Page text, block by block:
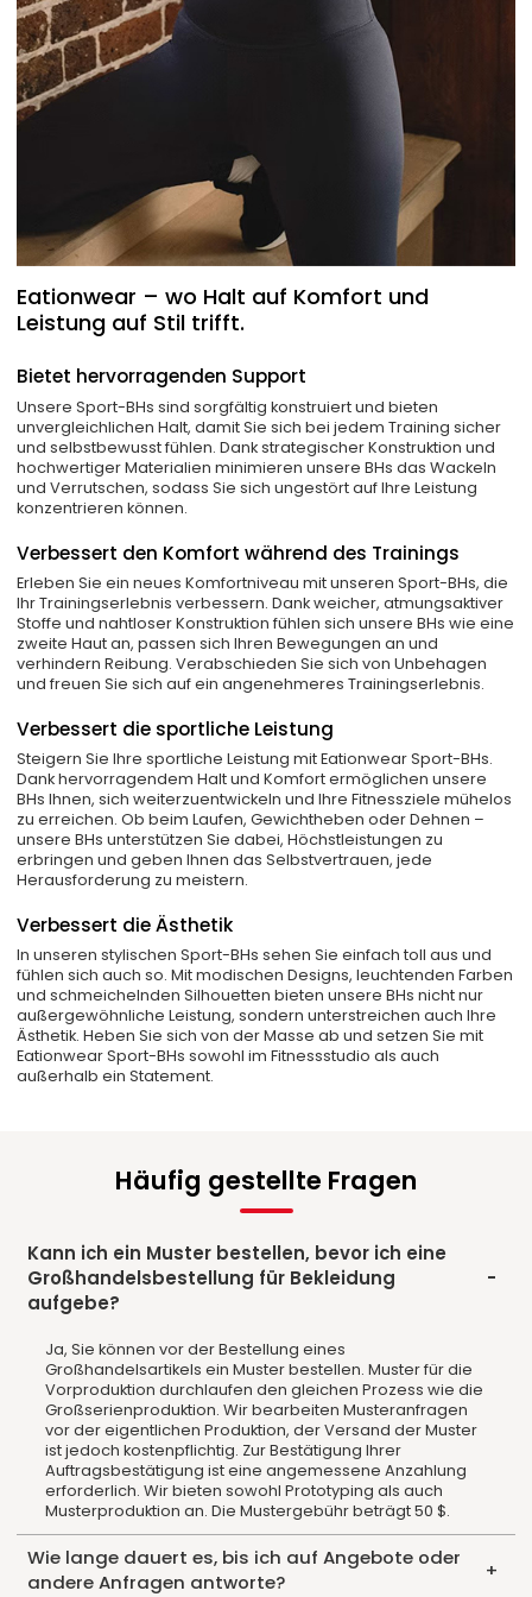
Eationwear – wo Halt auf Komfort und
Leistung auf Stil trifft.
Bietet hervorragenden Support
Unsere Sport-BHs sind sorgfältig konstruiert und bieten
unvergleichlichen Halt, damit Sie sich bei jedem Training sicher
und selbstbewusst fühlen. Dank strategischer Konstruktion und
hochwertiger Materialien minimieren unsere BHs das Wackeln
und Verrutschen, sodass Sie sich ungestört auf Ihre Leistung
konzentrieren können.
Verbessert den Komfort während des Trainings
Erleben Sie ein neues Komfortniveau mit unseren Sport-BHs, die
Ihr Trainingserlebnis verbessern. Dank weicher, atmungsaktiver
Stoffe und nahtloser Konstruktion fühlen sich unsere BHs wie eine
zweite Haut an, passen sich Ihren Bewegungen an und
verhindern Reibung. Verabschieden Sie sich von Unbehagen
und freuen Sie sich auf ein angenehmeres Trainingserlebnis.
Verbessert die sportliche Leistung
Steigern Sie Ihre sportliche Leistung mit Eationwear Sport-BHs.
Dank hervorragendem Halt und Komfort ermöglichen unsere
BHs Ihnen, sich weiterzuentwickeln und Ihre Fitnessziele mühelos
zu erreichen. Ob beim Laufen, Gewichtheben oder Dehnen –
unsere BHs unterstützen Sie dabei, Höchstleistungen zu
erbringen und geben Ihnen das Selbstvertrauen, jede
Herausforderung zu meistern.
Verbessert die Ästhetik
In unseren stylischen Sport-BHs sehen Sie einfach toll aus und
fühlen sich auch so. Mit modischen Designs, leuchtenden Farben
und schmeichelnden Silhouetten bieten unsere BHs nicht nur
außergewöhnliche Leistung, sondern unterstreichen auch Ihre
Ästhetik. Heben Sie sich von der Masse ab und setzen Sie mit
Eationwear Sport-BHs sowohl im Fitnessstudio als auch
außerhalb ein Statement.
Häufig gestellte Fragen
Kann ich ein Muster bestellen, bevor ich eine
Großhandelsbestellung für Bekleidung
aufgebe?
Ja, Sie können vor der Bestellung eines
Großhandelsartikels ein Muster bestellen. Muster für die
Vorproduktion durchlaufen den gleichen Prozess wie die
Großserienproduktion. Wir bearbeiten Musteranfragen
vor der eigentlichen Produktion, der Versand der Muster
ist jedoch kostenpflichtig. Zur Bestätigung Ihrer
Auftragsbestätigung ist eine angemessene Anzahlung
erforderlich. Wir bieten sowohl Prototyping als auch
Musterproduktion an. Die Mustergebühr beträgt 50 $.
Wie lange dauert es, bis ich auf Angebote oder
andere Anfragen antworte?